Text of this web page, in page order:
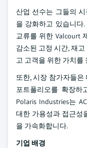
산업 선수는 그들의
을 강화하고 있습니다.
교류를 위한 Valcourt
감소된 고정 시간, 재
고 고객을 위한 가치를
또한, 시장 참가자들
포트폴리오를 확장
Polaris Industries는
대한 가용성과 접근성
을 가속화합니다.
기업 배경